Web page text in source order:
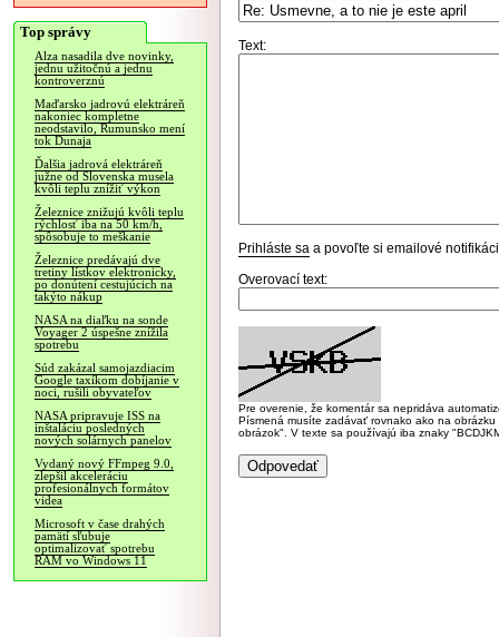
Top správy
Alza nasadila dve novinky,
jednu užitočnú a jednu
kontroverznú
Maďarsko jadrovú elektráreň
nakoniec kompletne
neodstavilo, Rumunsko mení
tok Dunaja
Ďalšia jadrová elektráreň
južne od Slovenska musela
kvôli teplu znížiť výkon
Železnice znižujú kvôli teplu
rýchlosť iba na 50 km/h,
spôsobuje to meškanie
Železnice predávajú dve
tretiny lístkov elektronicky,
po donútení cestujúcich na
takýto nákup
NASA na diaľku na sonde
Voyager 2 úspešne znížila
spotrebu
Súd zakázal samojazdiacim
Google taxíkom dobíjanie v
noci, rušili obyvateľov
NASA pripravuje ISS na
inštaláciu posledných
nových solárnych panelov
Vydaný nový FFmpeg 9.0,
zlepšil akceleráciu
profesionálnych formátov
videa
Microsoft v čase drahých
pamätí sľubuje
optimalizovať spotrebu
RAM vo Windows 11
Text:
Prihláste sa a povoľte si emailové
Overovací text:
Pre overenie, že komentár sa nepridáva
Písmená musíte zadávať rovnako ako na
obrázok". V texte sa používajú iba znaky